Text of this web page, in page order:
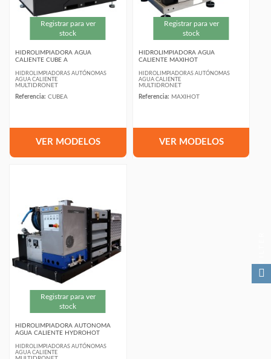
Registrar para ver
stock
HIDROLIMPIADORA AGUA
CALIENTE CUBE A
HIDROLIMPIADORAS AUTÓNOMAS
AGUA CALIENTE
MULTIDRONET
Referencia: CUBEA
VER MODELOS
Registrar para ver
stock
HIDROLIMPIADORA AGUA
CALIENTE MAXIHOT
HIDROLIMPIADORAS AUTÓNOMAS
AGUA CALIENTE
MULTIDRONET
Referencia: MAXIHOT
VER MODELOS
Registrar para ver
stock
HIDROLIMPIADORA AUTONOMA
AGUA CALIENTE HYDROHOT
HIDROLIMPIADORAS AUTÓNOMAS
AGUA CALIENTE